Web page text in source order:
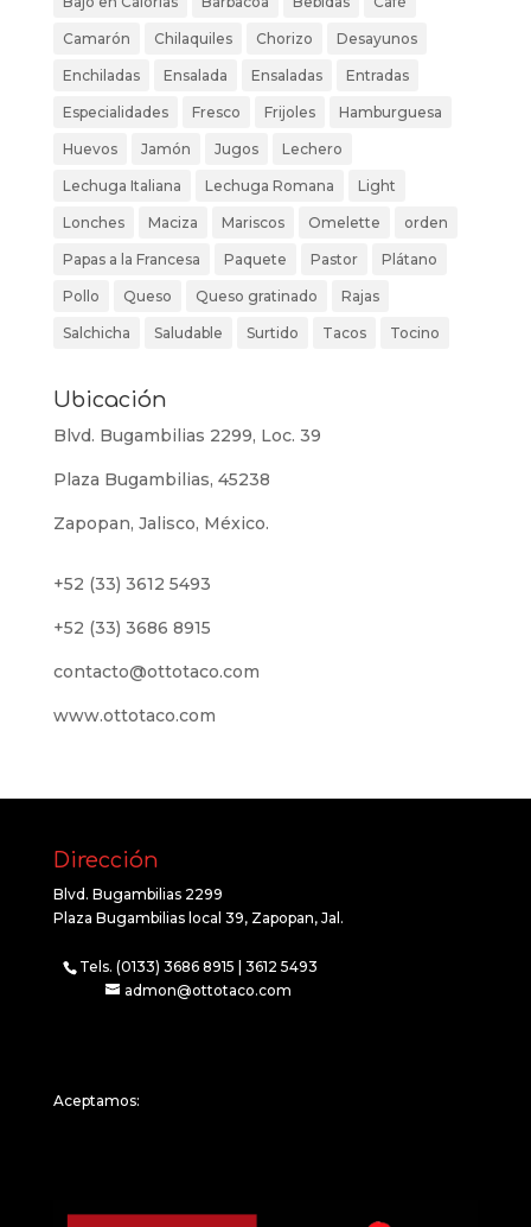
Camarón Chilaquiles Chorizo Desayunos
Enchiladas Ensalada Ensaladas Entradas
Especialidades Fresco Frijoles Hamburguesa
Huevos Jamón Jugos Lechero
Lechuga Italiana Lechuga Romana Light
Lonches Maciza Mariscos Omelette orden
Papas a la Francesa Paquete Pastor Plátano
Pollo Queso Queso gratinado Rajas
Salchicha Saludable Surtido Tacos Tocino
Ubicación
Blvd. Bugambilias 2299, Loc. 39
Plaza Bugambilias, 45238
Zapopan, Jalisco, México.
+52 (33) 3612 5493
+52 (33) 3686 8915
contacto@ottotaco.com
www.ottotaco.com
Dirección
Blvd. Bugambilias 2299
Plaza Bugambilias local 39, Zapopan, Jal.
Tels. (0133) 3686 8915 | 3612 5493
admon@ottotaco.com
Aceptamos: